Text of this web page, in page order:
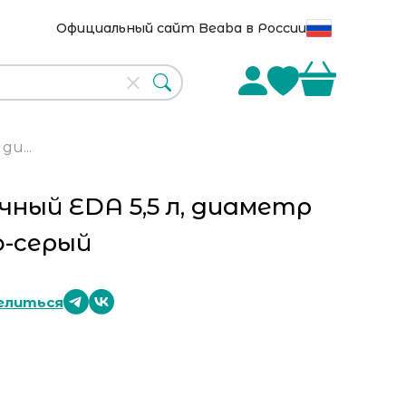
Официальный сайт Beaba в России
EDA 5,5 л, диаметр
серый